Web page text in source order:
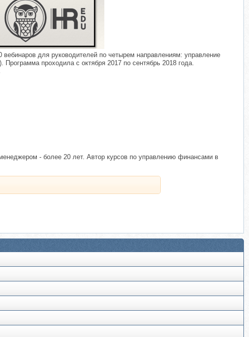
вебинаров для руководителей по четырем направлениям: управление
проходила с октября 2017 по сентябрь 2018 года.
- более 20 лет. Автор курсов по управлению финансами в